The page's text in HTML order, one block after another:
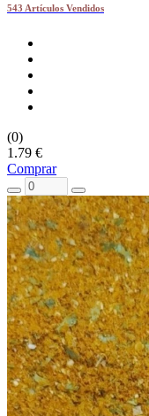
543 Artículos Vendidos
(0)
1.79 €
Comprar